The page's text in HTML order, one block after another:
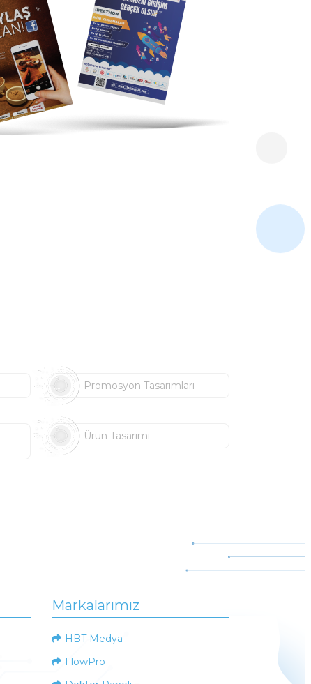
Promosyon Tasarımları
Ürün Tasarımı
Markalarımız
HBT Medya
FlowPro